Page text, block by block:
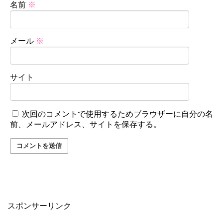
名前 ※
メール ※
サイト
次回のコメントで使用するためブラウザーに自分の名
前、メールアドレス、サイトを保存する。
スポンサーリンク